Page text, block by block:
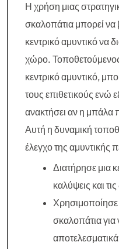
Η χρήση μιας
σκαλοπάτια μπορεί να
κεντρικό αμυντικό να
χώρο.
κεντρικό αμυντικό,
τους επιθετικούς ενώ
ανακτήσει αν η μπάλα
Αυτή η δυναμική
έλεγχο της αμυντικής
Διατήρησε μια
καλύψεις και
Χρησιμοποίησε
σκαλοπάτια για